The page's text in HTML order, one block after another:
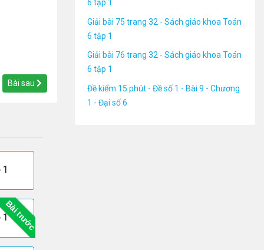
Bài sau
Bài trước
1
6 tập 1
Giải bài 75 trang 32 - Sách giáo khoa Toán
6 tập 1
Giải bài 76 trang 32 - Sách giáo khoa Toán
6 tập 1
Đề kiểm 15 phút - Đề số 1 - Bài 9 - Chương
1 - Đại số 6